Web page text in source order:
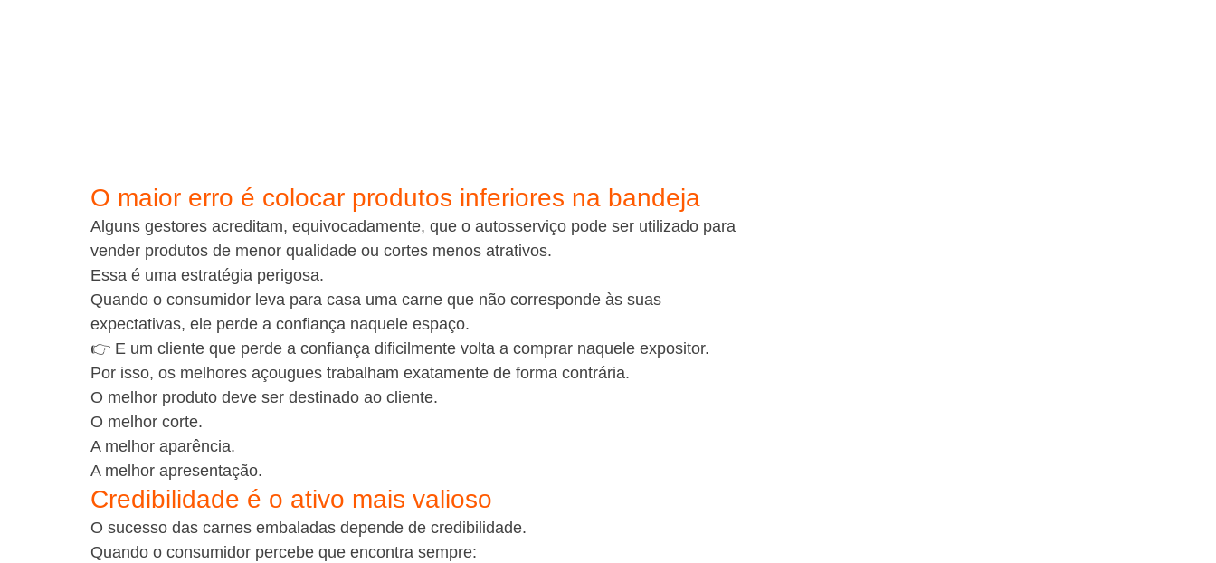
O maior erro é colocar produtos inferiores na bandeja
Alguns gestores acreditam, equivocadamente, que o autosserviço pode ser utilizado para
vender produtos de menor qualidade ou cortes menos atrativos.
Essa é uma estratégia perigosa.
Quando o consumidor leva para casa uma carne que não corresponde às suas
expectativas, ele perde a confiança naquele espaço.
👉 E um cliente que perde a confiança dificilmente volta a comprar naquele expositor.
Por isso, os melhores açougues trabalham exatamente de forma contrária.
O melhor produto deve ser destinado ao cliente.
O melhor corte.
A melhor aparência.
A melhor apresentação.
Credibilidade é o ativo mais valioso
O sucesso das carnes embaladas depende de credibilidade.
Quando o consumidor percebe que encontra sempre: